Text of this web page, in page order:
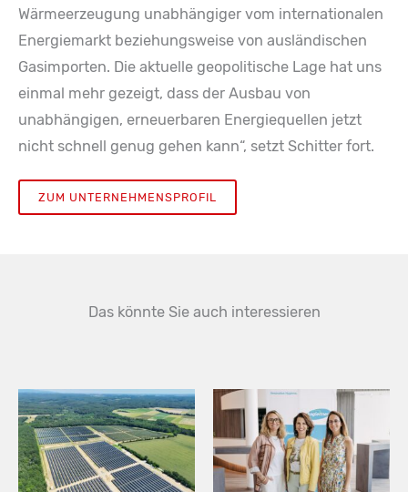
Wärmeerzeugung unabhängiger vom internationalen
Energiemarkt beziehungsweise von ausländischen
Gasimporten. Die aktuelle geopolitische Lage hat uns
einmal mehr gezeigt, dass der Ausbau von
unabhängigen, erneuerbaren Energiequellen jetzt
nicht schnell genug gehen kann“, setzt Schitter fort.
ZUM UNTERNEHMENSPROFIL
Das könnte Sie auch interessieren